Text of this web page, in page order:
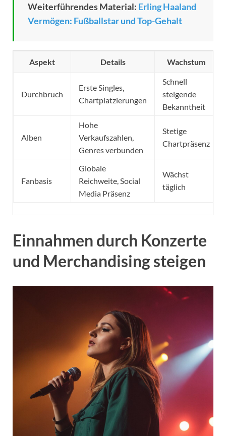
Weiterführendes Material: Erling Haaland
Vermögen: Fußballstar und Top-Gehalt
Aspekt Details Wachstum
Durchbruch
Erste Singles,
Chartplatzierungen
Schnell
steigende
Bekanntheit
Alben
Hohe
Verkaufszahlen,
Genres verbunden
Stetige
Chartpräsenz
Fanbasis
Globale
Reichweite, Social
Media Präsenz
Wächst
täglich
Einnahmen durch Konzerte
und Merchandising steigen